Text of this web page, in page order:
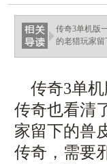
ellingsenfort.com
传奇3单机版
的老猎玩家
传奇3单机
传奇也看清
家留下的兽
传奇，需要